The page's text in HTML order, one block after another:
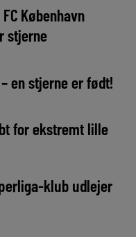
København
stjerne
en stjerne er født!
for ekstremt lille
klub udlejer